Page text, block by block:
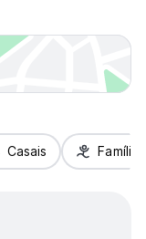
Casais Famílias